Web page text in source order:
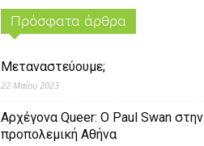
Πρόσφατα άρθρα
Μεταναστεύουμε;
22 Μαΐου 2023
Αρχέγονα Queer: O Paul Swan στην
προπολεμική Αθήνα